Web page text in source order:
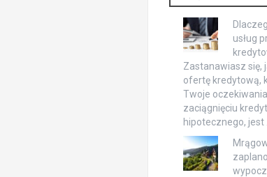
usług
Zastanawiasz się,
ofertę kredytową,
Twoje
zaciągnięciu
hipotecznego, jest …